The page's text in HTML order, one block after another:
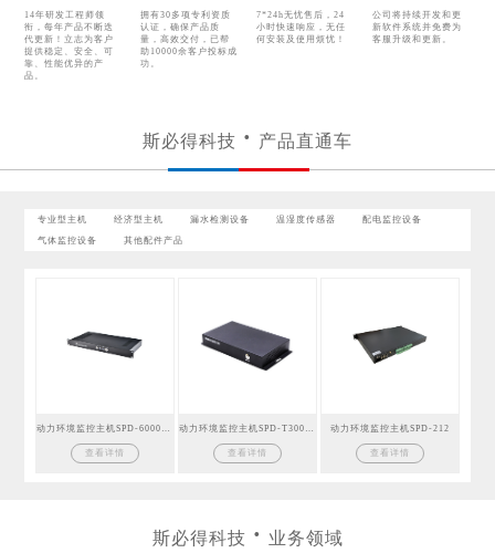
14年研发工程师领
衔，每年产品不断迭
代更新！立志为客户
提供稳定、安全、可
靠、性能优异的产
品。
拥有30多项专利资质
认证，确保产品质
量，高效交付，已帮
助10000余客户投标成
功。
7*24h无忧售后，24
小时快速响应，无任
何安装及使用烦忧！
公司将持续开发和更
新软件系统并免费为
客服升级和更新。
斯必得科技 产品直通车
专业型主机 经济型主机 漏水检测设备 温湿度传感器 配电监控设备
气体监控设备 其他配件产品
查看详情 查看详情
动力环境监控主机SPD-212
查看详情
斯必得科技 业务领域